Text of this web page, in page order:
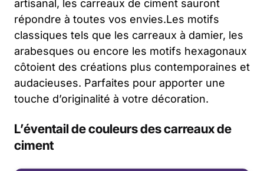
artisanal, les carreaux de ciment sauront
répondre à toutes vos envies.Les motifs
classiques tels que les carreaux à damier, les
arabesques ou encore les motifs hexagonaux
côtoient des créations plus contemporaines et
audacieuses. Parfaites pour apporter une
touche d’originalité à votre décoration.
L’éventail de couleurs des carreaux de
ciment